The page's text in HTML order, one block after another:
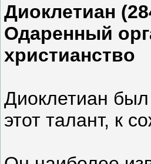
Диоклетиан
Одаренный
христианство
Диоклетиан
этот талант, к